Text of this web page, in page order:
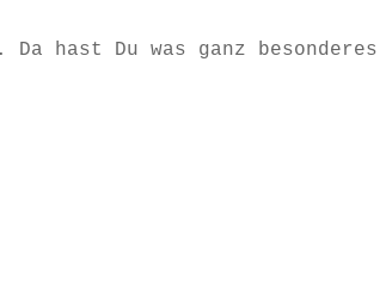
hast Du was ganz